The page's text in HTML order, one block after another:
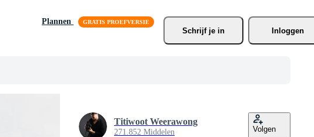
Plannen
Schrijf je in Inloggen
Titiwoot Weerawong
271.852 Middelen Volgen